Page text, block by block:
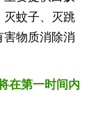
灭蚊子、灭跳
物质消除消
在第一时间内